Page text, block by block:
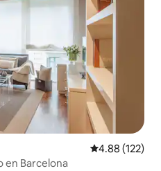
Calificación
4.88 (122)
en Barcelona